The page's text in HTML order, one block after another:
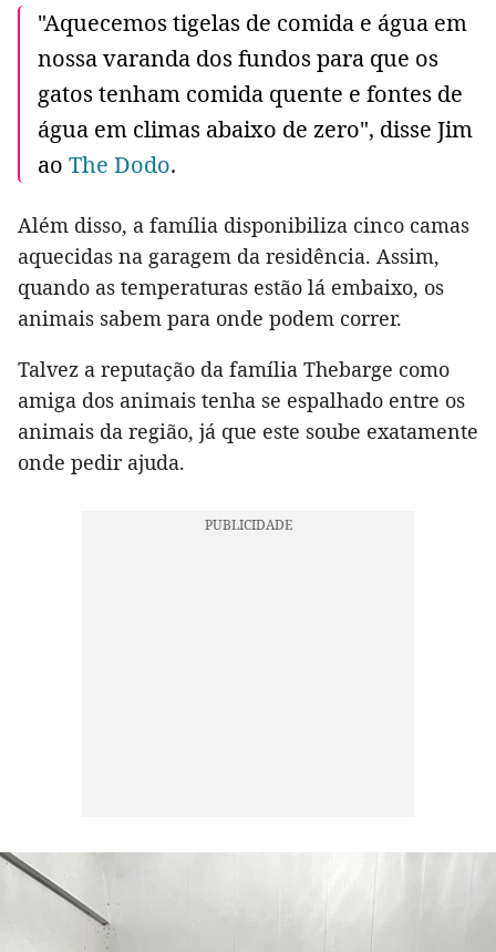
"Aquecemos tigelas de comida e água em
nossa varanda dos fundos para que os
gatos tenham comida quente e fontes de
água em climas abaixo de zero", disse Jim
ao The Dodo.
Além disso, a família disponibiliza cinco camas
aquecidas na garagem da residência. Assim,
quando as temperaturas estão lá embaixo, os
animais sabem para onde podem correr.
Talvez a reputação da família Thebarge como
amiga dos animais tenha se espalhado entre os
animais da região, já que este soube exatamente
onde pedir ajuda.